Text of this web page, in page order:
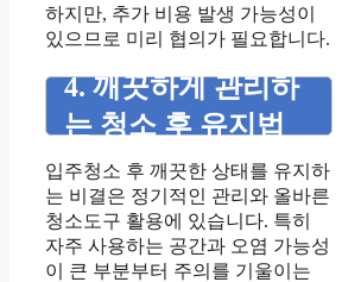
하지만, 추가 비용 발생 가능성이
있으므로 미리 협의가 필요합니다.
4. 깨끗하게 관리하
는 청소 후 유지법
입주청소 후 깨끗한 상태를 유지하
는 비결은 정기적인 관리와 올바른
청소도구 활용에 있습니다. 특히
자주 사용하는 공간과 오염 가능성
이 큰 부분부터 주의를 기울이는